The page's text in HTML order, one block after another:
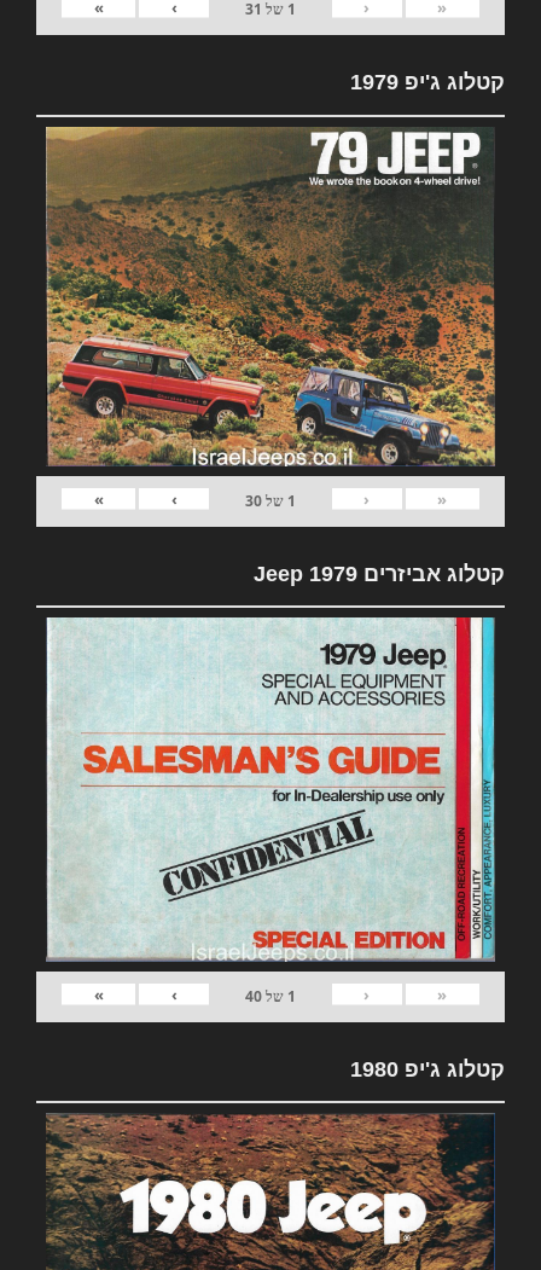
«
‹
1 של 31
›
»
קטלוג ג'יפ 1979
«
‹
1 של30
›
»
קטלוג אביזרים 1979 Jeep
«
‹
1 של40
›
»
קטלוג ג'יפ 1980